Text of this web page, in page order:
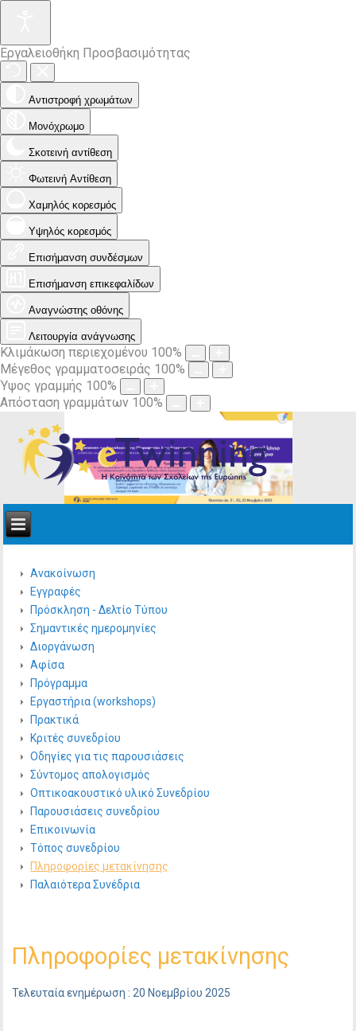
Εργαλειοθήκη Προσβασιμότητας
Αντιστροφή χρωμάτων
Μονόχρωμο
Σκοτεινή αντίθεση
Φωτεινή Αντίθεση
Χαμηλός κορεσμός
Υψηλός κορεσμός
Επισήμανση συνδέσμων
Επισήμανση επικεφαλίδων
Αναγνώστης οθόνης
Λειτουργία ανάγνωσης
Κλιμάκωση περιεχομένου 100%
Μέγεθος γραμματοσειράς 100%
Ύψος γραμμής 100%
Απόσταση γραμμάτων 100%
Ανακοίνωση
Εγγραφές
Πρόσκληση - Δελτίο Τύπου
Σημαντικές ημερομηνίες
Διοργάνωση
Αφίσα
Πρόγραμμα
Εργαστήρια (workshops)
Πρακτικά
Κριτές συνεδρίου
Οδηγίες για τις παρουσιάσεις
Σύντομος απολογισμός
Οπτικοακουστικό υλικό Συνεδρίου
Παρουσιάσεις συνεδρίου
Επικοινωνία
Τόπος συνεδρίου
Πληροφορίες μετακίνησης
Παλαιότερα Συνέδρια
Πληροφορίες μετακίνησης
Τελευταία ενημέρωση : 20 Νοεμβρίου 2025